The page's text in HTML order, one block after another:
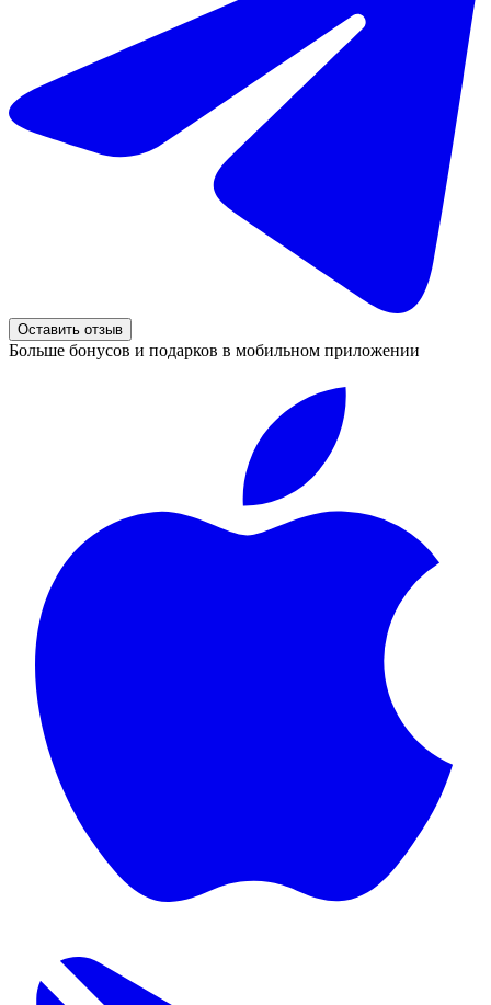
Оставить отзыв
Больше бонусов и подарков в мобильном приложении